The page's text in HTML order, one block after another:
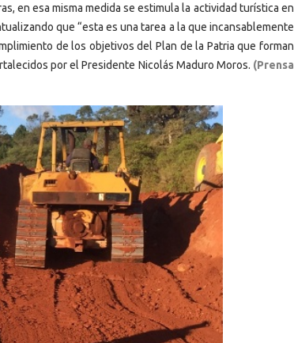
en esa misma medida se estimula la actividad turística en
que “esta es una tarea a la que incansablemente
de los objetivos del Plan de la Patria que forman
por el Presidente Nicolás Maduro Moros. (Prensa